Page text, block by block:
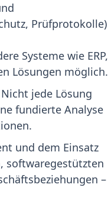
Prüfprotokolle)
Systeme wie ERP,
Lösungen möglich.
jede Lösung
fundierte Analyse
und dem Einsatz
softwaregestützten
–